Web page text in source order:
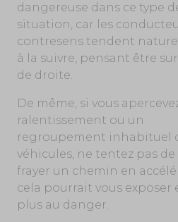
dangereuse dans ce type
situation, car les
contresens tendent
à la suivre, pensant être
de droite.
De même, si vous
ralentissement ou un
regroupement inhabituel
véhicules, ne tentez pas de
frayer un chemin en
cela pourrait vous exposer
plus au danger.